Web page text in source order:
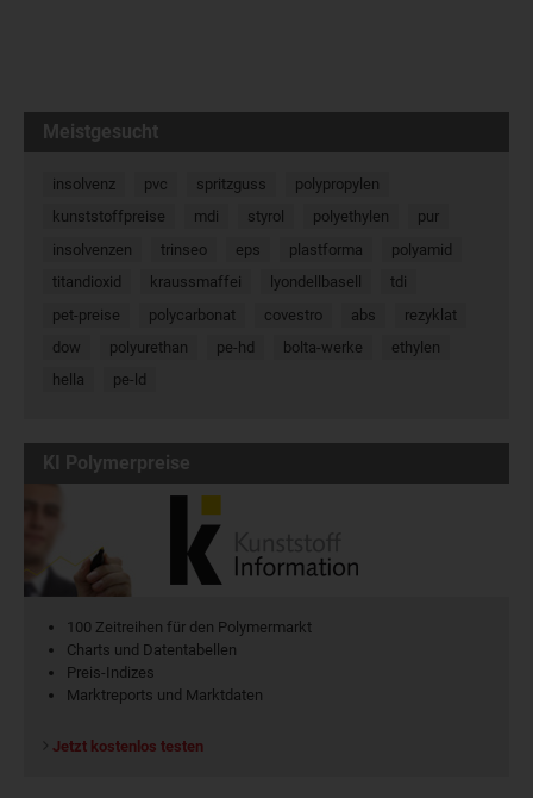
Meistgesucht
insolvenz pvc spritzguss
polypropylen
kunststoffpreise
mdi styrol polyethylen
pur
insolvenzen
trinseo eps plastforma
polyamid
titandioxid
kraussmaffei lyondellbasell
tdi
pet-preise
polycarbonat covestro abs
rezyklat
dow
polyurethan pe-hd bolta-werke
ethylen
hella
pe-ld
KI Polymerpreise
100 Zeitreihen für den Polymermarkt
Charts und Datentabellen
Preis-Indizes
Marktreports und Marktdaten
Jetzt kostenlos testen